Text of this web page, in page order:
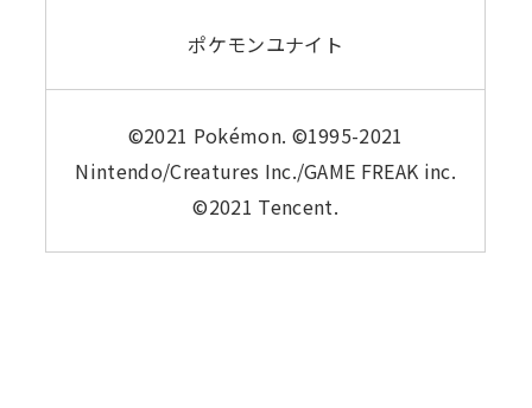
ポケモンユナイト
©2021 Pokémon. ©1995-2021
Nintendo/Creatures Inc./GAME FREAK inc.
©2021 Tencent.